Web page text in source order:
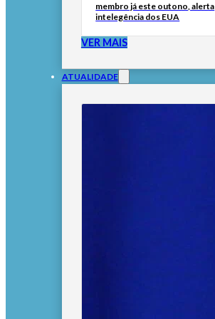
membro já este outono, alerta
intelegência dos EUA
VER MAIS
ATUALIDADE